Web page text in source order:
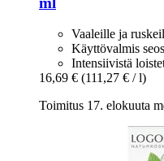
Vaaleille ja
Käyttövalmis seos
Intensiivistä
16,69 € (111,27 € / l)
Toimitus 17. elokuuta